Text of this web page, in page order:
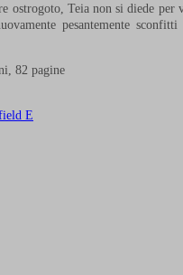
ostrogoto, Teia non si diede
pesantemente
82 pagine
E